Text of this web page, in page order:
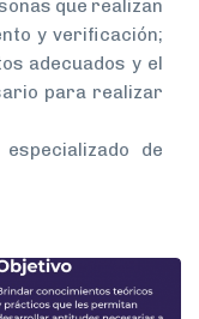
que realizan
y verificación;
adecuados y el
para realizar
de